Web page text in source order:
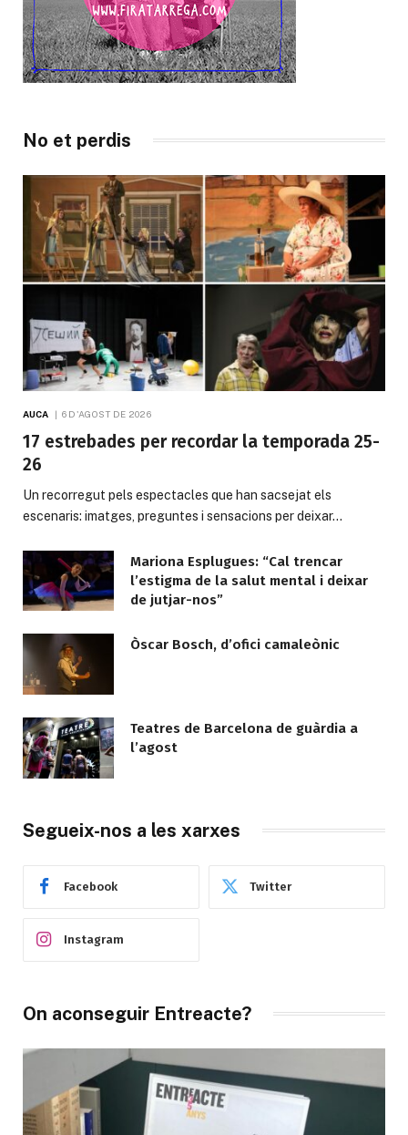
No et perdis
AUCA 6 D'AGOST DE 2026
17 estrebades per recordar la temporada 25-
26
Un recorregut pels espectacles que han sacsejat els
escenaris: imatges, preguntes i sensacions per deixar…
Mariona Esplugues: “Cal trencar
l’estigma de la salut mental i deixar
de jutjar-nos”
Òscar Bosch, d’ofici camaleònic
Teatres de Barcelona de guàrdia a
l’agost
Segueix-nos a les xarxes
Facebook Twitter
Instagram
On aconseguir Entreacte?